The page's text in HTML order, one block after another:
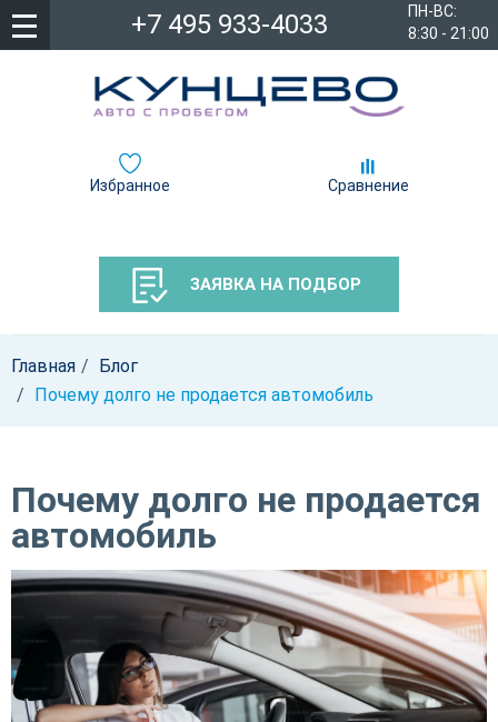
ПН-ВС:
8:30 - 21:00
+7 495 933-4033
Избранное Сравнение
ЗАЯВКА НА ПОДБОР
Главная
Блог
Почему долго не продается автомобиль
Почему долго не продается
автомобиль